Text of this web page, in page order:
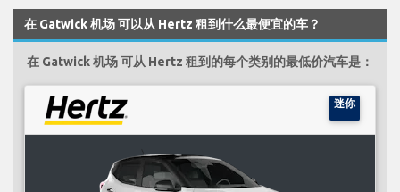
在 Gatwick 机场 可以从 Hertz 租到什么最便宜的车？
在 Gatwick 机场 可从 Hertz 租到的每个类别的最低价汽车是：
迷你